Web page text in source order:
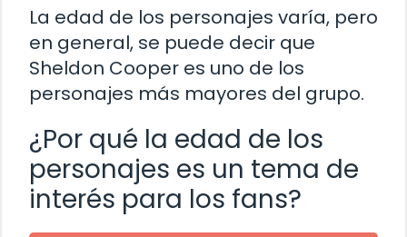
La edad de los personajes varía, pero
en general, se puede decir que
Sheldon Cooper es uno de los
personajes más mayores del grupo.
¿Por qué la edad de los
personajes es un tema de
interés para los fans?